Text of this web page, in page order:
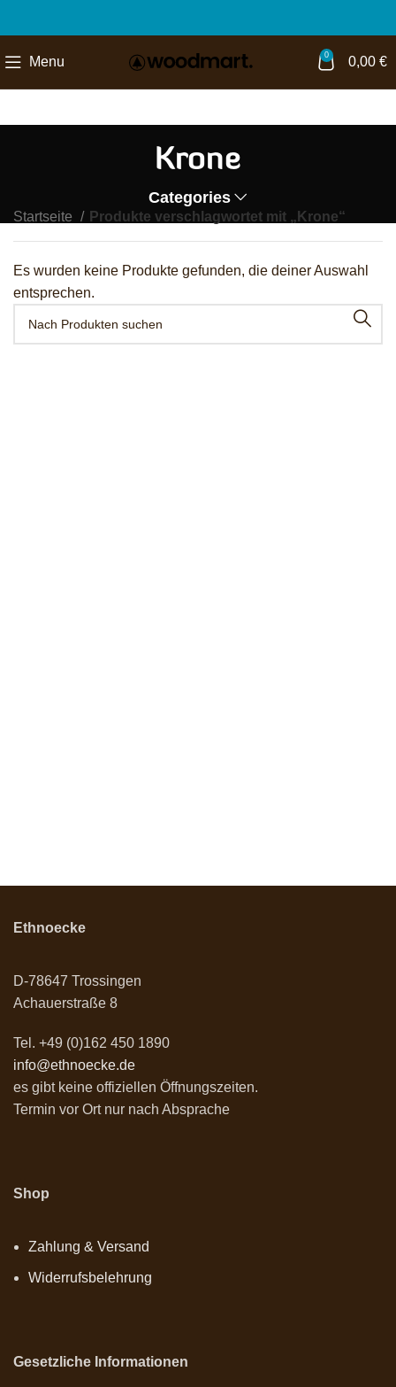
Menu 0 0,00 €
Krone
Categories
Startseite Produkte verschlagwortet mit „Krone“
Es wurden keine Produkte gefunden, die deiner Auswahl
entsprechen.
Ethnoecke
D-78647 Trossingen
Achauerstraße 8
Tel. +49 (0)162 450 1890
info@ethnoecke.de
es gibt keine offiziellen Öffnungszeiten.
Termin vor Ort nur nach Absprache
Shop
Zahlung & Versand
Widerrufsbelehrung
Gesetzliche Informationen